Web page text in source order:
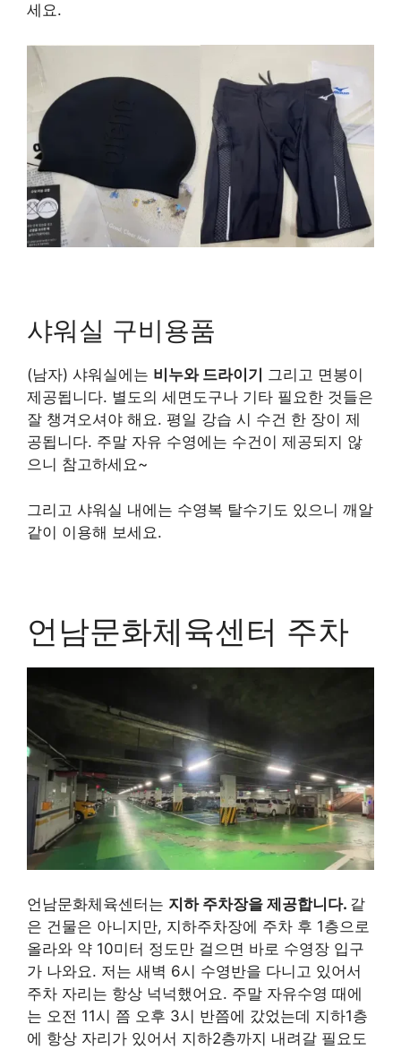
세요.
샤워실 구비용품
(남자) 샤워실에는 비누와 드라이기
그리고 면봉이
제공됩니다. 별도의 세면도구나 기타 필요한 것들은
잘 챙겨오셔야 해요. 평일 강습 시 수건 한 장이 제
공됩니다. 주말 자유 수영에는 수건이 제공되지 않
으니 참고하세요~
그리고 샤워실 내에는 수영복 탈수기도 있으니 깨알
같이 이용해 보세요.
언남문화체육센터 주차
언남문화체육센터는 지하 주차장을 제공합니다. 같
은 건물은 아니지만, 지하주차장에 주차 후 1층으로
올라와 약 10미터 정도만 걸으면 바로 수영장 입구
가 나와요. 저는 새벽 6시 수영반을 다니고 있어서
주차 자리는 항상 넉넉했어요. 주말 자유수영 때에
는 오전 11시 쯤 오후 3시 반쯤에 갔었는데 지하1층
에 항상 자리가 있어서 지하2층까지 내려갈 필요도